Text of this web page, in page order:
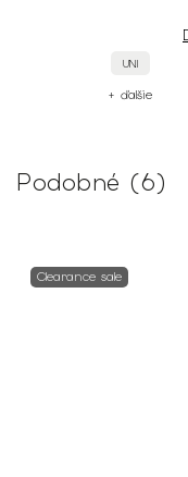
UNI
+ ďalšie
Podobné (6)